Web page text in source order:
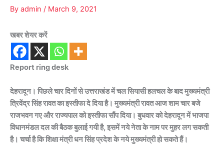
By admin / March 9, 2021
खबर शेयर करें
Report ring desk
देहरादून। पिछले चार दिनों से उत्तराखंड में चल सियासी हलचल के बाद मुख्यमंत्री
त्रिवेंद्र सिंह रावत का इस्तीफा दे दिया है। मुख्यमंत्री रावत आज शाम चार बजे
राजभवन गए और राज्यपाल को इस्तीफा सौंप दिया। बुधवार को देहरादून में भाजपा
विधानमंडल दल की बैठक बुलाई गयी है, इसमें नये नेता के नाम पर मुहर लग सकती
है। चर्चा है कि शिक्षा मंत्री धन सिंह प्रदेश के नये मुख्यमंत्री हो सकते हैं।